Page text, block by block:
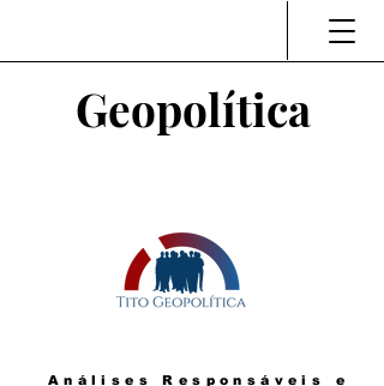
Geopolítica
Análises Responsáveis e